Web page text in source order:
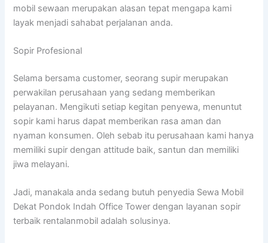
mobil sewaan merupakan alasan tepat mengapa kami
layak menjadi sahabat perjalanan anda.
Sopir Profesional
Selama bersama customer, seorang supir merupakan
perwakilan perusahaan yang sedang memberikan
pelayanan. Mengikuti setiap kegitan penyewa, menuntut
sopir kami harus dapat memberikan rasa aman dan
nyaman konsumen. Oleh sebab itu perusahaan kami hanya
memiliki supir dengan attitude baik, santun dan memiliki
jiwa melayani.
Jadi, manakala anda sedang butuh penyedia Sewa Mobil
Dekat Pondok Indah Office Tower dengan layanan sopir
terbaik rentalanmobil adalah solusinya.